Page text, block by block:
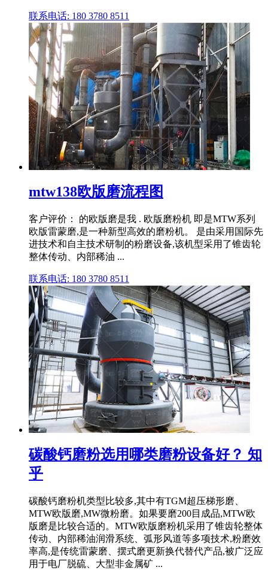
联系电话: 180 3780 8511
mtw138欧版磨流程图
客户评价： 的欧版磨是我 . 欧版磨粉机 即是MTW系列
欧版雷蒙磨,是一种新型高效的磨粉机。 是由采用国际先
进技术和自主技术研制的粉磨设备,该机型采用了锥齿轮
整体传动、内部稀油 ...
联系电话: 180 3780 8511
碳酸钙磨粉选用哪类磨粉设备好？ 知
乎
碳酸钙磨粉机类型比较多,其中有TGM超压梯形磨、
MTW欧版磨,MW微粉磨。如果要磨200目成品,MTW欧
版磨是比较合适的。MTW欧版磨粉机采用了锥齿轮整体
传动、内部稀油润滑系统、弧形风道等多项技术,粉磨效
率高,是传统雷蒙磨、摆式磨更新换代替代产品,被广泛应
用于电厂脱硫、大型非金属矿 ...